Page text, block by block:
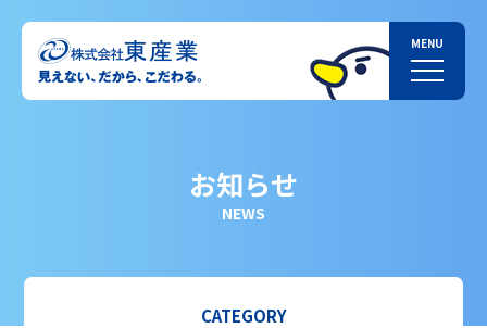
お知らせ
NEWS
CATEGORY